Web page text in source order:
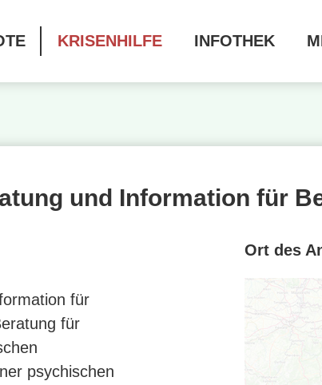
KRISENHILFE INFOTHEK
und Information für
für
für
psychischen
Ort des